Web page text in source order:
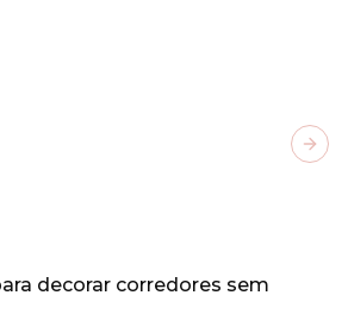
decorar corredores sem